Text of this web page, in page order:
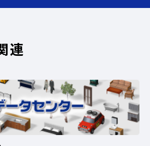
連